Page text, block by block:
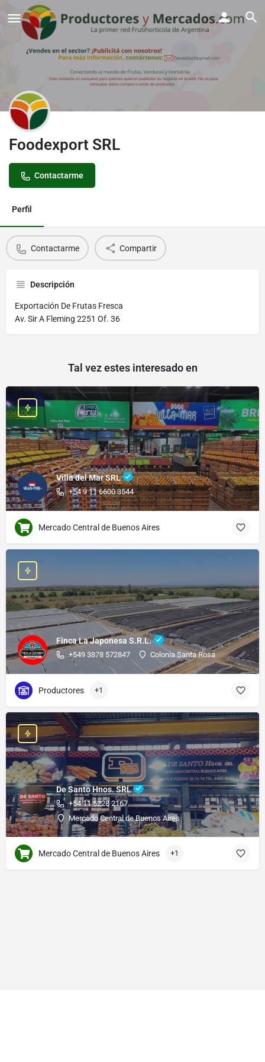
Foodexport SRL
Contactarme
Perfil
Contactarme Compartir
Descripción
Exportación De Frutas Fresca
Av. Sir A Fleming 2251 Of. 36
Tal vez estes interesado en
Villa del Mar SRL
+54 9 11 6600 3544
Mercado Central de Buenos Aires
Finca La Japonesa S.R.L.
+549 3878 572847 Colonia Santa Rosa
Productores +1
De Santo Hnos. SRL
+54 11 5228 2167
Mercado Central de Buenos Aires
Mercado Central de Buenos Aires +1